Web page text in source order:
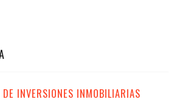
INVERSIONES INMOBILIARIAS